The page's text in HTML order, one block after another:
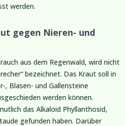
werden.
gegen Nieren- und
aus dem Regenwald, wird nicht
bezeichnet. Das Kraut soll in
, Blasen- und Gallensteine
werden können.
das Alkaloid Phyllanthosid,
gefunden haben. Darüber